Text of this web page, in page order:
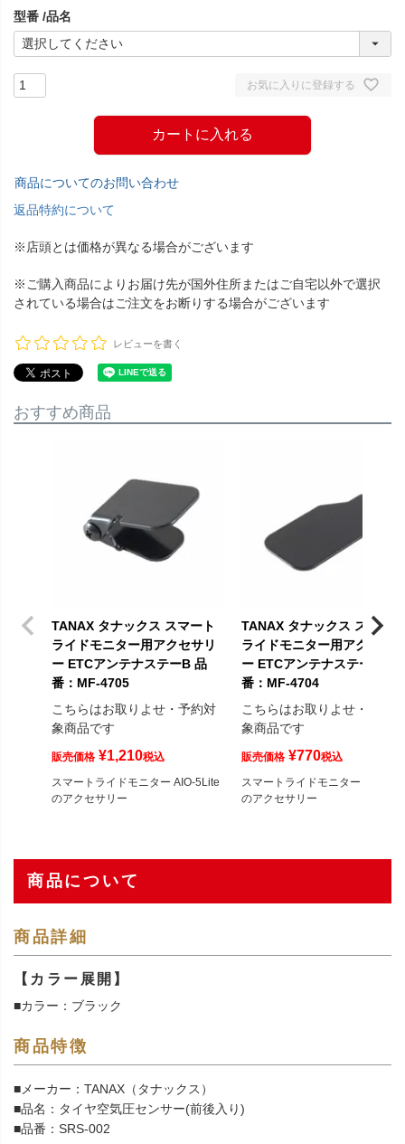
)
型番 品名
お気に入りに登録する
カートに入れる
商品についてのお問い合わせ
返品特約について
※店頭とは価格が異なる場合がございます
※ご購入商品によりお届け先が国外住所またはご自宅以外で選択
されている場合はご注文をお断りする場合がございます
レビューを書く
おすすめ商品
TANAX タナックス スマート
ライドモニター用アクセサリ
ー ETCアンテナステーB 品
番：MF-4705
こちらはお取りよせ・予約対
象商品です
販売価格 ¥1,210税込
スマートライドモニター AIO-5Lite
のアクセサリー
TANAX タナックス スマート
ライドモニター用アクセサリ
ー ETCアンテナステーA 品
番：MF-4704
こちらはお取りよせ・予約対
象商品です
販売価格 ¥770税込
スマートライドモニター AIO-
のアクセサリー
商品について
商品詳細
【カラー展開】
■カラー：ブラック
商品特徴
■メーカー：TANAX（タナックス）
■品名：タイヤ空気圧センサー(前後入り)
■品番：SRS-002